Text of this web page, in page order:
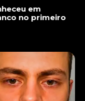
em
no primeiro